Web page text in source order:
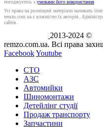
погоджуєтесь з умовами його використання.
Усі права на розміщені матеріали належать
remzo.com.ua є власністю їх авторів.
сайтів.
2013-2024 ©
remzo.com.ua. Всі права
FacebookYoutube
СТО
АЗС
Автомийки
Шиномонтажи
Детейлінг студії
Продаж транспорту
Запчастини